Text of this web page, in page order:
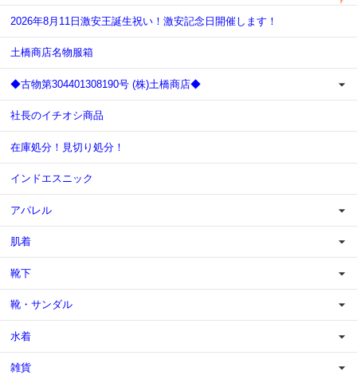
2026年8月11日激安王誕生祝い！激安記念日開催します！
土橋商店名物服箱
◆古物第304401308190号 (株)土橋商店◆
社長のイチオシ商品
在庫処分！見切り処分！
インドエスニック
アパレル
肌着
靴下
靴・サンダル
水着
雑貨